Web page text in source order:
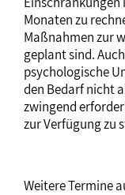
Monaten zu
Maßnahmen zur
geplant sind.
psychologische
den Bedarf nicht
zwingend
zur Verfügung zu
Weitere Termine